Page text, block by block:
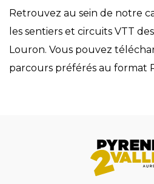
Retrouvez au sein de notre
les sentiers et circuits VTT
Louron. Vous pouvez
parcours préférés au format